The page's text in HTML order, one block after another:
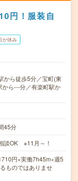
円！服装自
が休み
から徒歩5分／宝町(東
ら---分／有楽町駅か
45分
談OK ※11月～！
円×実働7h45m×週5
ものではありませ